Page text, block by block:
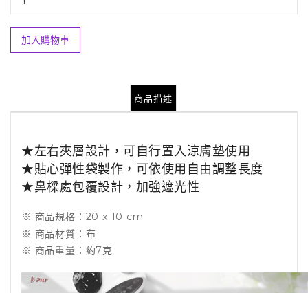
加入購物車
商品描述
★左右夾層設計，可自行置入涼膚墊使用
★貼心彈性袋製作，可依使用自由調整長度
★鼻樑處包覆設計，加強遮光性
※ 商品規格：20 x 10 cm
※ 商品材質：布
※ 商品重量：約7克